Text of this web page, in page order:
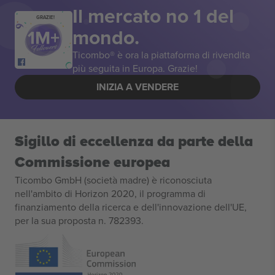
GRAZIE! Il mercato no 1 del
mondo.
Ticombo® è ora la piattaforma di rivendita
più seguita in Europa. Grazie!
INIZIA A VENDERE
Sigillo di eccellenza da parte della
Commissione europea
Ticombo GmbH (società madre) è riconosciuta
nell'ambito di Horizon 2020, il programma di
finanziamento della ricerca e dell'innovazione dell'UE,
per la sua proposta n. 782393.